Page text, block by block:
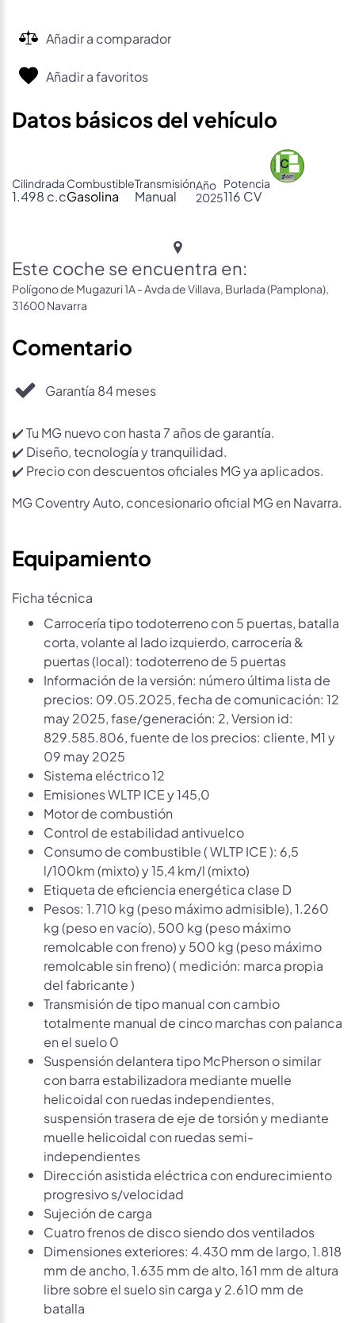
Añadir a comparador
Añadir a favoritos
Datos básicos del vehículo
Cilindrada
1.498 c.c
Combustible
Gasolina
Transmisión
Manual
Año
2025
Potencia
116 CV
Este coche se encuentra en:
Polígono de Mugazuri 1A - Avda de Villava, Burlada (Pamplona),
31600 Navarra
Comentario
Garantía 84 meses
✔️ Tu MG nuevo con hasta 7 años de garantía.
✔️ Diseño, tecnología y tranquilidad.
✔️ Precio con descuentos oficiales MG ya aplicados.
MG Coventry Auto, concesionario oficial MG en Navarra.
Equipamiento
Ficha técnica
Carrocería tipo todoterreno con 5 puertas, batalla
corta, volante al lado izquierdo, carrocería &
puertas (local): todoterreno de 5 puertas
Información de la versión: número última lista de
precios: 09.05.2025, fecha de comunicación: 12
may 2025, fase/generación: 2, Version id:
829.585.806, fuente de los precios: cliente, M1 y
09 may 2025
Sistema eléctrico 12
Emisiones WLTP ICE y 145,0
Motor de combustión
Control de estabilidad antivuelco
Consumo de combustible ( WLTP ICE ): 6,5
l/100km (mixto) y 15,4 km/l (mixto)
Etiqueta de eficiencia energética clase D
Pesos: 1.710 kg (peso máximo admisible), 1.260
kg (peso en vacío), 500 kg (peso máximo
remolcable con freno) y 500 kg (peso máximo
remolcable sin freno) ( medición: marca propia
del fabricante )
Transmisión de tipo manual con cambio
totalmente manual de cinco marchas con palanca
en el suelo 0
Suspensión delantera tipo McPherson o similar
con barra estabilizadora mediante muelle
helicoidal con ruedas independientes,
suspensión trasera de eje de torsión y mediante
muelle helicoidal con ruedas semi-
independientes
Dirección asistida eléctrica con endurecimiento
progresivo s/velocidad
Sujeción de carga
Cuatro frenos de disco siendo dos ventilados
Dimensiones exteriores: 4.430 mm de largo, 1.818
mm de ancho, 1.635 mm de alto, 161 mm de altura
libre sobre el suelo sin carga y 2.610 mm de
batalla